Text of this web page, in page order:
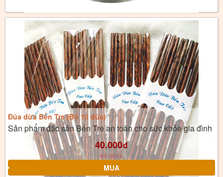
Đũa dừa Bến Tre (Bộ 10 đũa)
Sản phẩm đặc sản Bến Tre an toàn cho sức khỏe gia đình
40.000đ
40.000đ